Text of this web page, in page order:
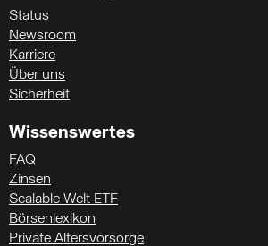
Status
Newsroom
Karriere
Über uns
Sicherheit
Wissenswertes
FAQ
Zinsen
Scalable Welt ETF
Börsenlexikon
Private Altersvorsorge